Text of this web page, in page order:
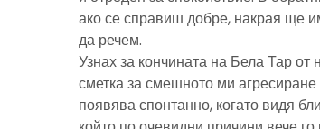
ако се справиш добре, накрая ще
да речем.
Узнах за кончината на Бела Тар
сметка за смешното ми
появява спонтанно, когато видя